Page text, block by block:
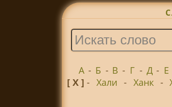
А - Б - В - Г - Д - Е
[ Х ]- Хали - Ханк -